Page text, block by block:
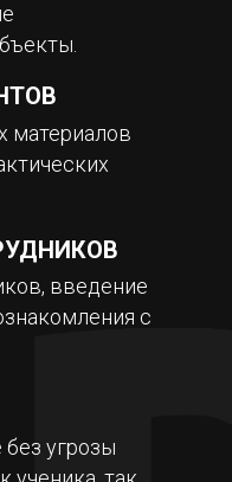
материалов
угрозы
введение
с